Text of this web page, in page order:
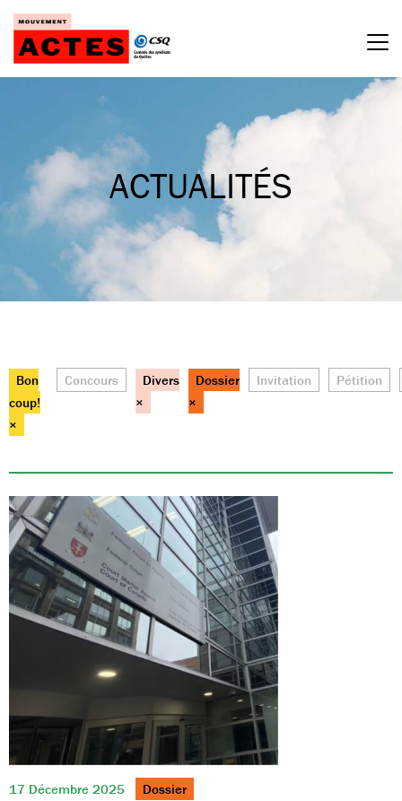
Passer
contenu
ACTUALITÉS
17 Décembre 2025 Dossier
Bon
coup!
×
Concours
Divers
×
Dossier
×
Invitation Pétition